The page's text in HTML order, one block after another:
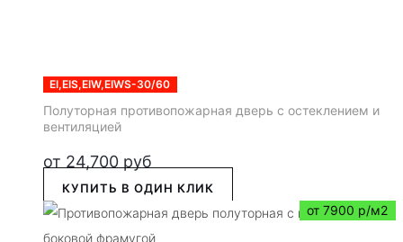
EI,EIS,EIW,EIWS-30/60
Полуторная противопожарная дверь с остеклением и
вентиляцией
от 24,700 руб
КУПИТЬ В ОДИН КЛИК
от 7900 р/м2